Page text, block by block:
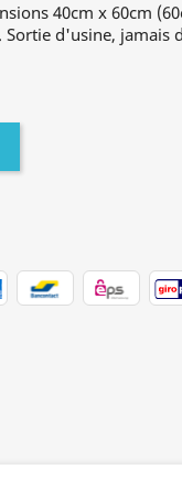
40cm x 60cm
d'usine, jamais